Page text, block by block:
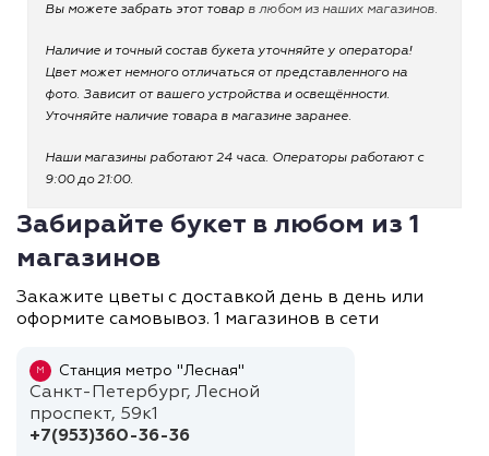
Вы можете забрать этот товар в любом из наших магазинов.
Наличие и точный состав букета уточняйте у оператора!
Цвет может немного отличаться от представленного на
фото. Зависит от вашего устройства и освещённости.
Уточняйте наличие товара в магазине заранее.
Наши магазины работают 24 часа. Операторы работают с
9:00 до 21:00.
Забирайте букет в любом из 1
магазинов
Закажите цветы с доставкой день в день или
оформите самовывоз. 1 магазинов в сети
М Станция метро "Лесная"
Санкт-Петербург, Лесной
проспект, 59к1
+7(953)360-36-36